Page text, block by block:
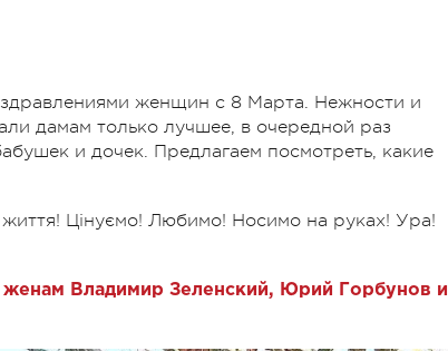
женщин с 8 Марта. Нежности и
дамам только лучшее, в очередной раз
и дочек. Предлагаем посмотреть, какие
життя! Цінуємо! Любимо! Носимо на руках! Ура!
женам Владимир Зеленский, Юрий Горбунов и